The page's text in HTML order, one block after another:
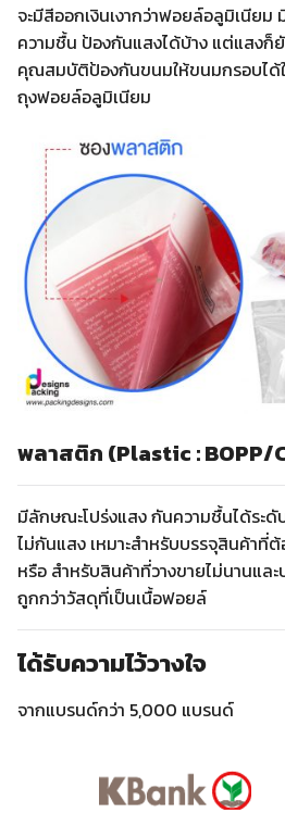
จะมีสีออกเงินเงากว่าฟอยล์อลูมิเนีย
ความชื้น ป้องกันแสงได้บ้าง แต่แสงก็
คุณสมบัติป้องกันขนมให้ขนมกรอบได้
ถุงฟอยล์อลูมิเนียม
พลาสติก (Plastic : BOPP/
มีลักษณะโปร่งแสง กันความชื้นได้ระ
ไม่กันแสง เหมาะสำหรับบรรจุสินค้าที่
หรือ สำหรับสินค้าที่วางขายไม่นานแล
ถูกกว่าวัสดุที่เป็นเนื้อฟอยล์
ได้รับความไว้วางใจ
จากแบรนด์กว่า 5,000 แบรนด์